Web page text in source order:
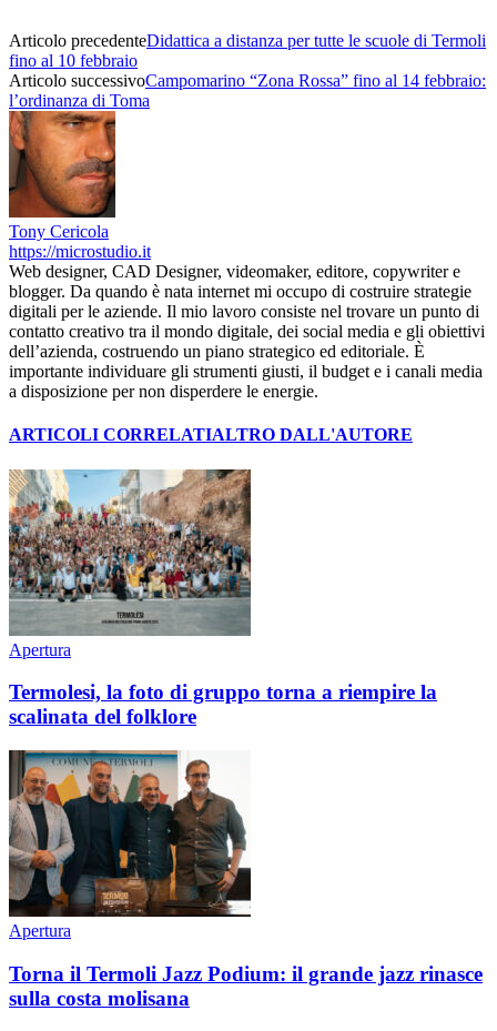
Articolo precedenteDidattica a distanza per tutte le scuole di Termoli
fino al 10 febbraio
Articolo successivoCampomarino “Zona Rossa” fino al 14 febbraio:
l’ordinanza di Toma
Tony Cericola
https://microstudio.it
Web designer, CAD Designer, videomaker, editore, copywriter e
blogger. Da quando è nata internet mi occupo di costruire strategie
digitali per le aziende. Il mio lavoro consiste nel trovare un punto di
contatto creativo tra il mondo digitale, dei social media e gli obiettivi
dell’azienda, costruendo un piano strategico ed editoriale. È
importante individuare gli strumenti giusti, il budget e i canali media
a disposizione per non disperdere le energie.
ARTICOLI CORRELATIALTRO DALL'AUTORE
Apertura
Termolesi, la foto di gruppo torna a riempire la
scalinata del folklore
Apertura
Torna il Termoli Jazz Podium: il grande jazz rinasce
sulla costa molisana